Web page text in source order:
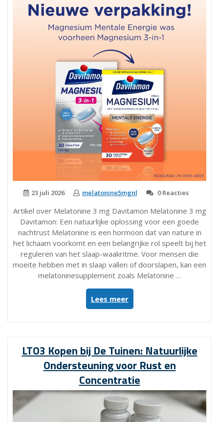
23 juli 2026 melatonine5mgnl 0 Reacties
Artikel over Melatonine 3 mg Davitamon Melatonine 3 mg
Davitamon: Een natuurlijke oplossing voor een goede
nachtrust Melatonine is een hormoon dat van nature in
het lichaam voorkomt en een belangrijke rol speelt bij het
reguleren van het slaap-waakritme. Voor mensen die
moeite hebben met in slaap vallen of doorslapen, kan een
melatoninesupplement zoals Melatonine …
Lees meer“Ontdek
de
Voordelen
3
mg
Davitamon
voor
een
Betere
Nachtrust”
LTO3 Kopen bij De Tuinen: Natuurlijke
Ondersteuning voor Rust en
Concentratie